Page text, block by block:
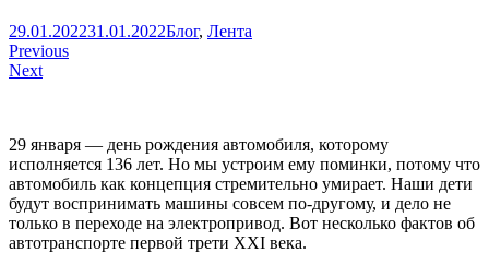
Артем
Краснов
29.01.202231.01.2022Блог, Лента
Навигация
по
Previous
Next
29 января — день рождения автомобиля, которому
исполняется 136 лет. Но мы устроим ему поминки, потому что
автомобиль как концепция стремительно умирает. Наши дети
будут воспринимать машины совсем по-другому, и дело не
только в переходе на электропривод. Вот несколько фактов об
автотранспорте первой трети XXI века.